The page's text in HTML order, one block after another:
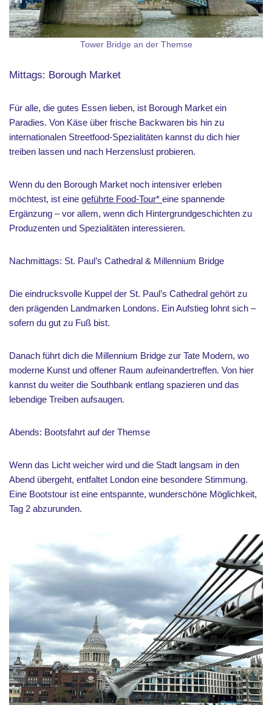
Tower Bridge an der Themse
Mittags: Borough Market
Für alle, die gutes Essen lieben, ist Borough Market ein
Paradies. Von Käse über frische Backwaren bis hin zu
internationalen Streetfood-Spezialitäten kannst du dich hier
treiben lassen und nach Herzenslust probieren.
Wenn du den Borough Market noch intensiver erleben
möchtest, ist eine geführte Food-Tour* eine spannende
Ergänzung – vor allem, wenn dich Hintergrundgeschichten zu
Produzenten und Spezialitäten interessieren.
Nachmittags: St. Paul’s Cathedral & Millennium Bridge
Die eindrucksvolle Kuppel der St. Paul’s Cathedral gehört zu
den prägenden Landmarken Londons. Ein Aufstieg lohnt sich –
sofern du gut zu Fuß bist.
Danach führt dich die Millennium Bridge zur Tate Modern, wo
moderne Kunst und offener Raum aufeinandertreffen. Von hier
kannst du weiter die Southbank entlang spazieren und das
lebendige Treiben aufsaugen.
Abends: Bootsfahrt auf der Themse
Wenn das Licht weicher wird und die Stadt langsam in den
Abend übergeht, entfaltet London eine besondere Stimmung.
Eine Bootstour ist eine entspannte, wunderschöne Möglichkeit,
Tag 2 abzurunden.